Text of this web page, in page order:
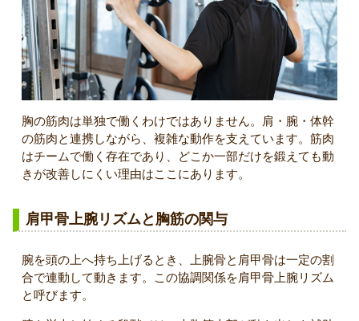
胸の筋肉は単独で働くわけではありません。肩・腕・体幹
の筋肉と連携しながら、複雑な動作を支えています。筋肉
はチームで働く存在であり、どこか一部だけを鍛えても動
きが改善しにくい理由はここにあります。
肩甲骨上腕リズムと胸筋の関与
腕を頭の上へ持ち上げるとき、上腕骨と肩甲骨は一定の割
合で連動して動きます。この協調関係を肩甲骨上腕リズム
と呼びます。